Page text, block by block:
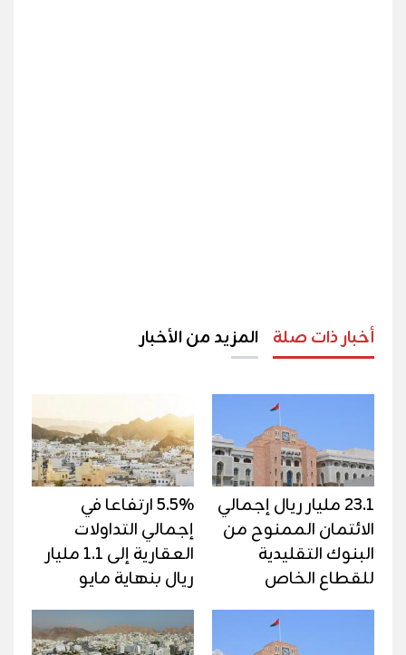
أخبار ذات صلة المزيد من الأخبار
23.1 مليار ريال إجمالي
الائتمان الممنوح من
البنوك التقليدية
للقطاع الخاص
5.5% ارتفاعا في
إجمالي التداولات
العقارية إلى 1.1 مليار
ريال بنهاية مايو